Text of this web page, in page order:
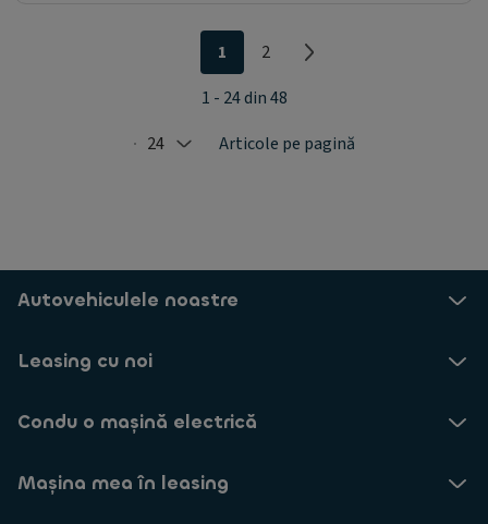
Selected: 24
24 Articole pe pagină
1
2
1 - 24 din 48
Autovehiculele noastre
Leasing cu noi
Condu o mașină electrică
Mașina mea în leasing